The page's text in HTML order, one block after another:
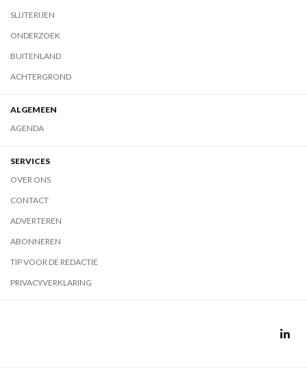
SLIJTERIJEN
ONDERZOEK
BUITENLAND
ACHTERGROND
ALGEMEEN
AGENDA
SERVICES
OVER ONS
CONTACT
ADVERTEREN
ABONNEREN
TIP VOOR DE REDACTIE
PRIVACYVERKLARING